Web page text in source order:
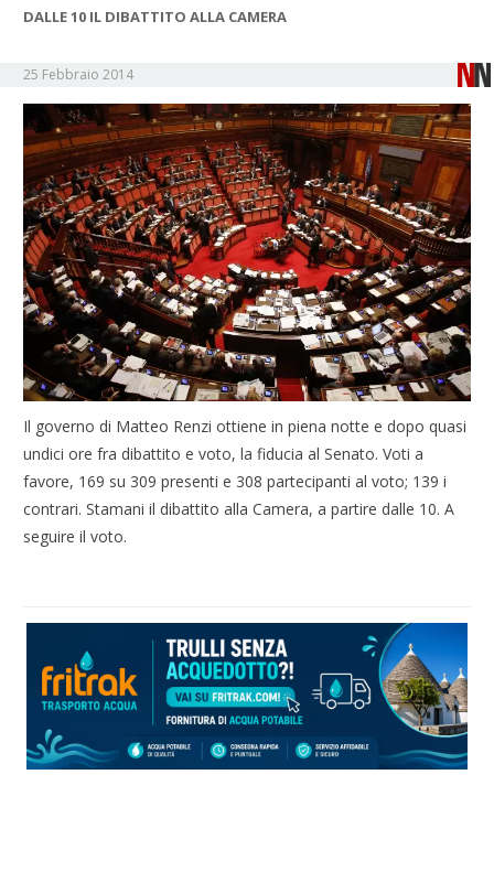
DALLE 10 IL DIBATTITO ALLA CAMERA
25 Febbraio 2014
Il governo di Matteo Renzi ottiene in piena notte e dopo quasi
undici ore fra dibattito e voto, la fiducia al Senato. Voti a
favore, 169 su 309 presenti e 308 partecipanti al voto; 139 i
contrari. Stamani il dibattito alla Camera, a partire dalle 10. A
seguire il voto.